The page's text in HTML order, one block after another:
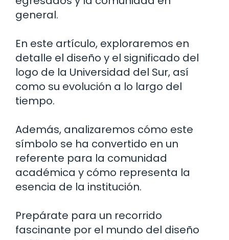
general.
En este artículo, exploraremos en
detalle el diseño y el significado del
logo de la Universidad del Sur, así
como su evolución a lo largo del
tiempo.
Además, analizaremos cómo este
símbolo se ha convertido en un
referente para la comunidad
académica y cómo representa la
esencia de la institución.
Prepárate para un recorrido
fascinante por el mundo del diseño